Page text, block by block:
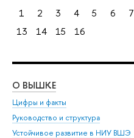
1 2 3 4 5 6 7
13
14 15 16
О ВЫШКЕ
Цифры и факты
Руководство и структура
Устойчивое развитие в НИУ ВШЭ